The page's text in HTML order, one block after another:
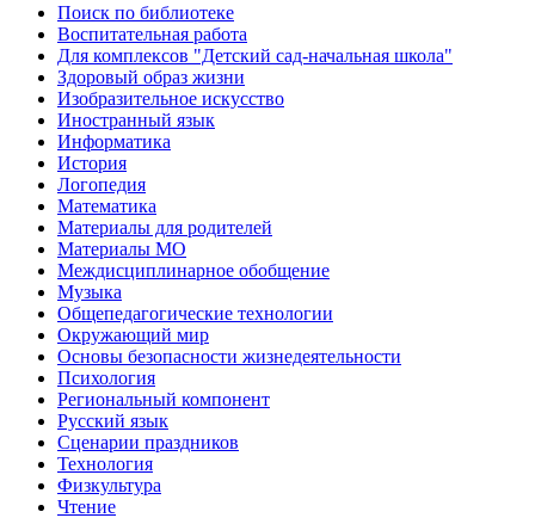
Поиск по библиотеке
Воспитательная работа
Для комплексов "Детский сад-начальная школа"
Здоровый образ жизни
Изобразительное искусство
Иностранный язык
Информатика
История
Логопедия
Математика
Материалы для родителей
Материалы МО
Междисциплинарное обобщение
Музыка
Общепедагогические технологии
Окружающий мир
Основы безопасности жизнедеятельности
Психология
Региональный компонент
Русский язык
Сценарии праздников
Технология
Физкультура
Чтение